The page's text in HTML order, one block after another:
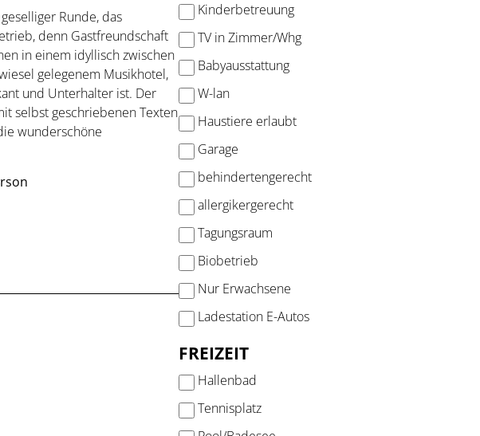
Runde, das
denn Gastfreundschaft
in einem idyllisch zwischen
gelegenem Musikhotel,
und Unterhalter ist. Der
selbst geschriebenen Texten
wunderschöne
Kinderbetreuung
TV in Zimmer/Whg
Babyausstattung
W-lan
Haustiere erlaubt
Garage
behindertengerecht
allergikergerecht
Tagungsraum
Biobetrieb
Nur Erwachsene
Ladestation E-Autos
FREIZEIT
Hallenbad
Tennisplatz